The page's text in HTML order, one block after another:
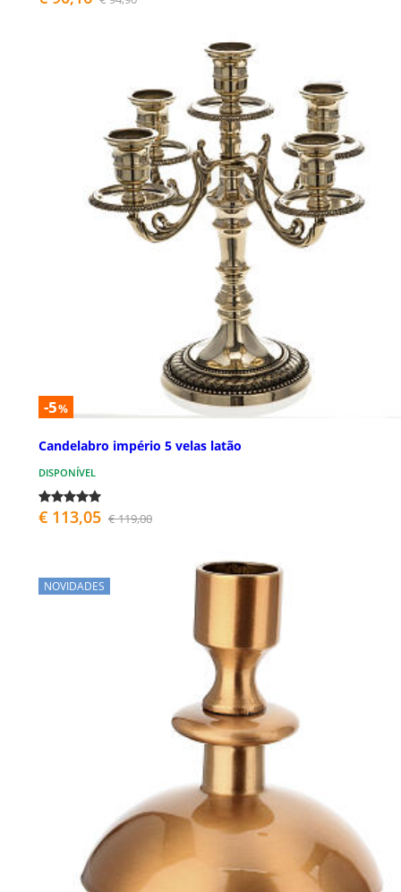
-5%
Candelabro império 5 velas latão
DISPONÍVEL
€ 113,05 € 119,00
NOVIDADES